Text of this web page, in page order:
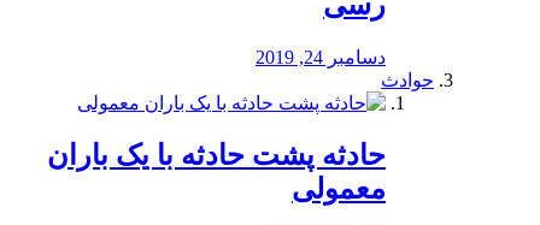
دسامبر 24, 2019
حوادث
️حادثه پشت حادثه با یک باران
معمولی